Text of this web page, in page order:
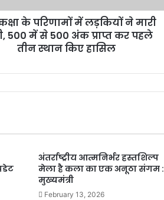
के परिणामों में लड़कियों ने मारी
500 में से 500 अंक प्राप्त कर पहले
तीन स्थान किए हासिल
अंतर्राष्ट्रीय आत्मनिर्भर हस्तशिल्प
मेला है कला का एक अनूठा संगम :
मुख्यमंत्री
February 13, 2026